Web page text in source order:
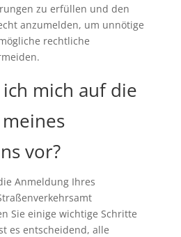
zu erfüllen und den
anzumelden, um unnötige
rechtliche
mich auf die
vor?
Anmeldung Ihres
Sie einige wichtige Schritte
es entscheidend, alle